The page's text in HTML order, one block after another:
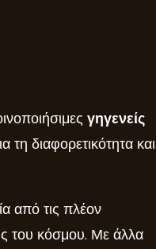
γηγενείς
διαφορετικότητα και
από τις πλέον
του κόσμου. Με άλλα